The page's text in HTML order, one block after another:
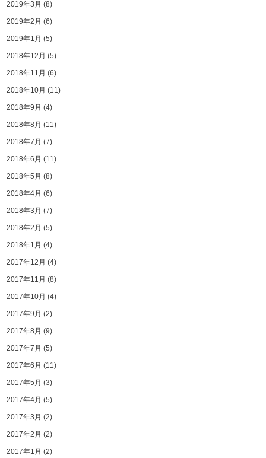
2019年3月 (8)
2019年2月 (6)
2019年1月 (5)
2018年12月 (5)
2018年11月 (6)
2018年10月 (11)
2018年9月 (4)
2018年8月 (11)
2018年7月 (7)
2018年6月 (11)
2018年5月 (8)
2018年4月 (6)
2018年3月 (7)
2018年2月 (5)
2018年1月 (4)
2017年12月 (4)
2017年11月 (8)
2017年10月 (4)
2017年9月 (2)
2017年8月 (9)
2017年7月 (5)
2017年6月 (11)
2017年5月 (3)
2017年4月 (5)
2017年3月 (2)
2017年2月 (2)
2017年1月 (2)